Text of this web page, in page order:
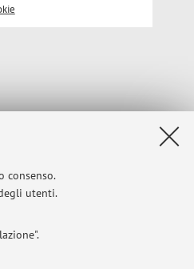
consenso.
utenti.